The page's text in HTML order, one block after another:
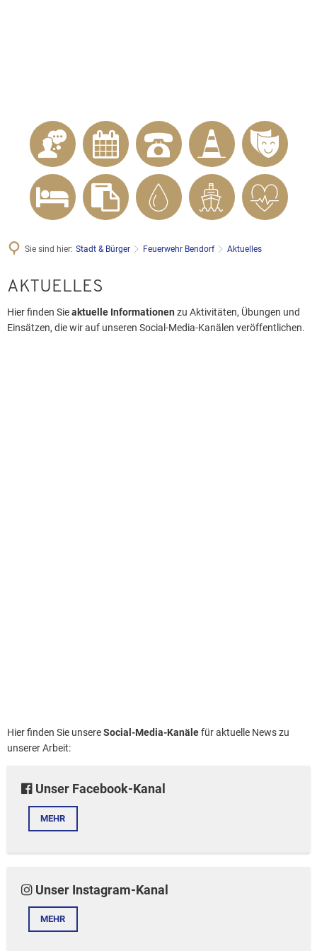
Sie sind hier: Stadt & Bürger Feuerwehr Bendorf Aktuelles
Aktuelles
AKTUELLES
Hier finden Sieaktuelle Informationen zu Aktivitäten, Übungen und
Einsätzen, die wir auf unseren Social-Media-Kanälen veröffentlichen.
Hier finden Sie unsereSocial-Media-Kanälefür aktuelle News zu
unserer Arbeit:
Unser Facebook-Kanal
MEHR
Unser Instagram-Kanal
MEHR